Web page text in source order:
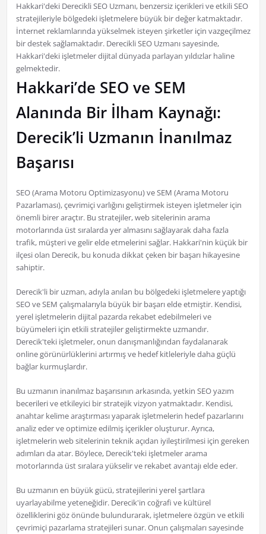
Hakkari'deki Derecikli SEO Uzmanı, benzersiz içerikleri ve etkili SEO
stratejileriyle bölgedeki işletmelere büyük bir değer katmaktadır.
İnternet reklamlarında yükselmek isteyen şirketler için vazgeçilmez
bir destek sağlamaktadır. Derecikli SEO Uzmanı sayesinde,
Hakkari'deki işletmeler dijital dünyada parlayan yıldızlar haline
gelmektedir.
Hakkari’de SEO ve SEM
Alanında Bir İlham Kaynağı:
Derecik’li Uzmanın İnanılmaz
Başarısı
SEO (Arama Motoru Optimizasyonu) ve SEM (Arama Motoru
Pazarlaması), çevrimiçi varlığını geliştirmek isteyen işletmeler için
önemli birer araçtır. Bu stratejiler, web sitelerinin arama
motorlarında üst sıralarda yer almasını sağlayarak daha fazla
trafik, müşteri ve gelir elde etmelerini sağlar. Hakkari'nin küçük bir
ilçesi olan Derecik, bu konuda dikkat çeken bir başarı hikayesine
sahiptir.
Derecik'li bir uzman, adıyla anılan bu bölgedeki işletmelere yaptığı
SEO ve SEM çalışmalarıyla büyük bir başarı elde etmiştir. Kendisi,
yerel işletmelerin dijital pazarda rekabet edebilmeleri ve
büyümeleri için etkili stratejiler geliştirmekte uzmandır.
Derecik'teki işletmeler, onun danışmanlığından faydalanarak
online görünürlüklerini artırmış ve hedef kitleleriyle daha güçlü
bağlar kurmuşlardır.
Bu uzmanın inanılmaz başarısının arkasında, yetkin SEO yazım
becerileri ve etkileyici bir stratejik vizyon yatmaktadır. Kendisi,
anahtar kelime araştırması yaparak işletmelerin hedef pazarlarını
analiz eder ve optimize edilmiş içerikler oluşturur. Ayrıca,
işletmelerin web sitelerinin teknik açıdan iyileştirilmesi için gereken
adımları da atar. Böylece, Derecik'teki işletmeler arama
motorlarında üst sıralara yükselir ve rekabet avantajı elde eder.
Bu uzmanın en büyük gücü, stratejilerini yerel şartlara
uyarlayabilme yeteneğidir. Derecik'in coğrafi ve kültürel
özelliklerini göz önünde bulundurarak, işletmelere özgün ve etkili
çevrimiçi pazarlama stratejileri sunar. Onun çalışmaları sayesinde